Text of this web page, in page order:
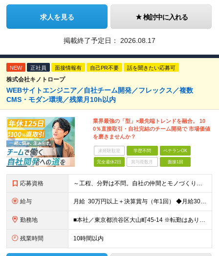
求人を見る 検討中に入れる
掲載終了予定日： 2026.08.17
NEW 正社員 面接情報有 自己PR不要 話を聞きたい応募可
株式会社キノトロープ
WEBサイトエンジニア／自社チーム開発／フレックス／複数
CMS・モダン環境／残業月10h以内
業界最強の「型」×最先端トレンドを融合。 10
0％直接取引・自社完結のチーム開発で 市場価値
を磨きませんか？
未経験歓迎 学歴不問 ベテランOK
完全週休2日 賞与複数月 面接1回
応募資格 ～工程、分野は不問。自社の仲間とモノづくりをしたい方歓迎します。～ ■学歴不問 ■プログラミングの実務経験が3年以上ある方 ～このような希望も当社なら大歓迎です！～ ・使用する言語や技術が固定化され
給与 月給 30万円以上＋決算賞与（年1回） ◆月給30～55万円＋各種手当＋決算賞与（年1回） ┗プログラミングの実務経験が3年以上をお持ちの方 ◆月給40～120万円＋各種手当＋決算賞与（年1回）
勤務地 ■本社／東京都渋谷区大山町45-14 ※転勤はありません。腰を据えて長く活躍していただけます ※(変更の範囲)上記を除く当社関連勤務地
残業時間 10時間以内